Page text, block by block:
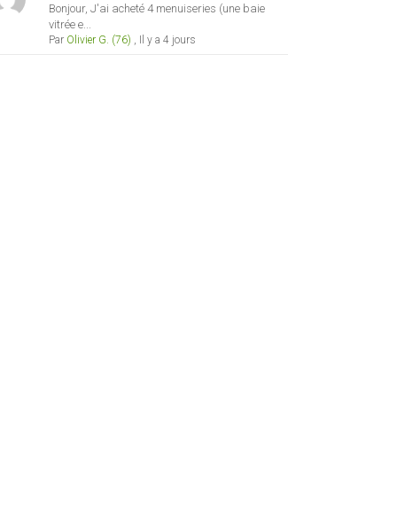
Bonjour, J'ai acheté 4 menuiseries (une baie
vitrée e...
Par Olivier G. (76) Il y a 4 jours